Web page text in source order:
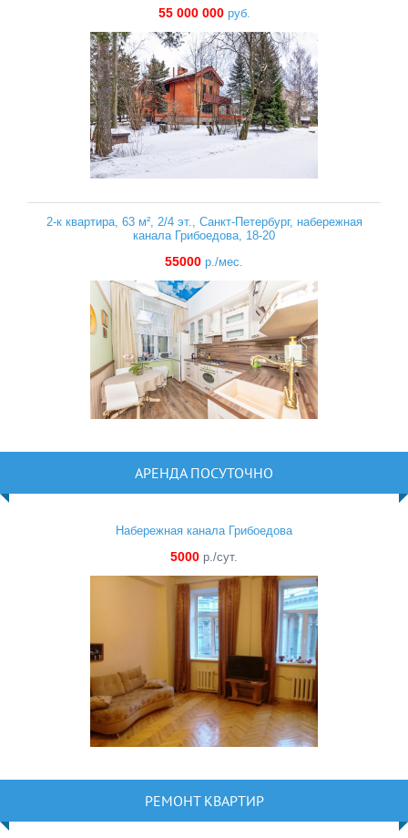
55 000 000руб.
2-к квартира, 63 м², 2/4 эт., Санкт-Петербург, набережная
канала Грибоедова, 18-20
55000 р./мес.
АРЕНДА ПОСУТОЧНО
Набережная канала Грибоедова
5000 р./сут.
РЕМОНТ КВАРТИР